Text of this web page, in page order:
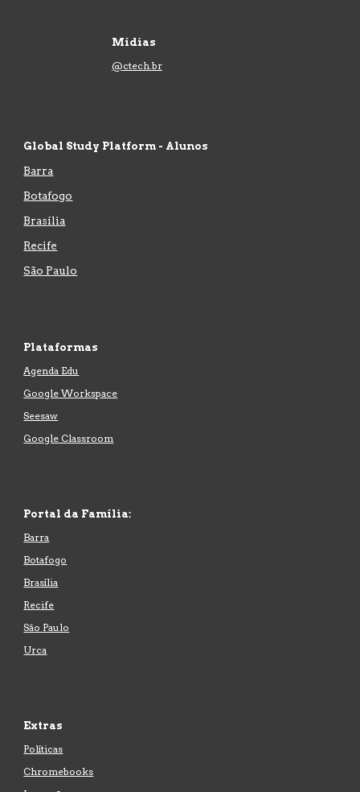
Mídias
@ctech.br
Global Study Platform - Alunos
Barra
Botafogo
Brasília
Recife
São Paulo
Plataformas
Agenda Edu
Google Workspace
Seesaw
Google Classroom
Portal da Família:
Barra
Botafogo
Brasília
Recife
São Paulo
Urca
Extras
Políticas
Chromebooks